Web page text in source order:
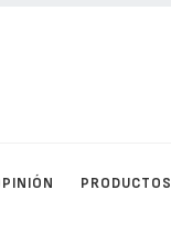
PRODUCTOS